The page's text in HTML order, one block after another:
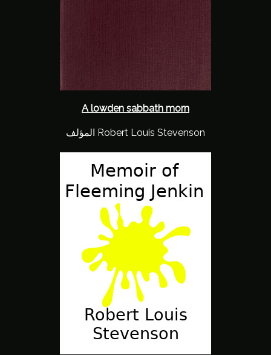
A lowden sabbath morn
المؤلف Robert Louis Stevenson